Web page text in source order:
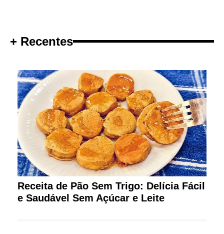
+ Recentes
Receita de Pão Sem Trigo: Delícia Fácil
e Saudável Sem Açúcar e Leite